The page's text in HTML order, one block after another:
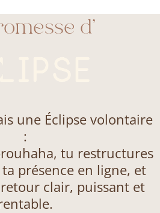
d’
une Éclipse volontaire
:
tu restructures
présence en ligne, et
clair, puissant et